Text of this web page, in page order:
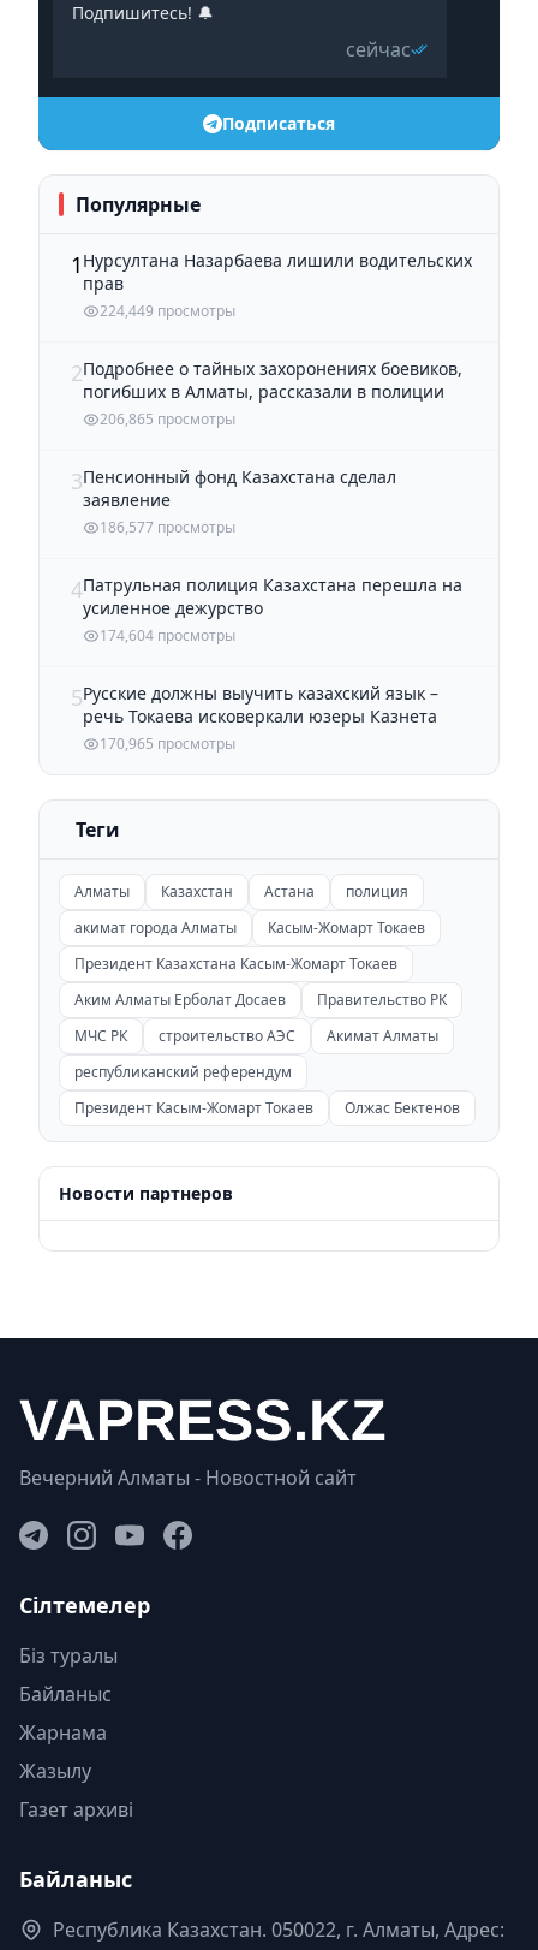
Подпишитесь! 🔔
сейчас
Подписаться
Популярные
1 Нурсултана Назарбаева лишили водительских
прав
224,449 просмотры
2Подробнее о тайных захоронениях боевиков,
погибших в Алматы, рассказали в полиции
206,865 просмотры
3Пенсионный фонд Казахстана сделал
заявление
186,577 просмотры
4Патрульная полиция Казахстана перешла на
усиленное дежурство
174,604 просмотры
5Русские должны выучить казахский язык –
речь Токаева исковеркали юзеры Казнета
170,965 просмотры
Теги
Алматы Казахстан Астана
полиция
акимат города Алматы
Касым-Жомарт Токаев
Президент Казахстана Касым-Жомарт Токаев
Аким Алматы Ерболат Досаев
Правительство РК
МЧС РК
строительство АЭС
Акимат Алматы
республиканский референдум
Президент Касым-Жомарт Токаев
Олжас Бектенов
Новости партнеров
Вечерний Алматы - Новостной сайт
Сілтемелер
Біз туралы
Байланыс
Жарнама
Жазылу
Газет архиві
Байланыс
Республика Казахстан. 050022, г. Алматы, Адрес: